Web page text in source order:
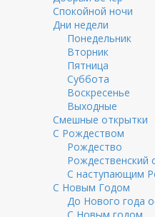
Спокойной ночи
Дни недели
Понедельник
Вторник
Пятница
Суббота
Воскресенье
Выходные
Смешные открытки
С Рождеством
Рождество
Рождественский
С наступающим
С Новым Годом
До Нового года